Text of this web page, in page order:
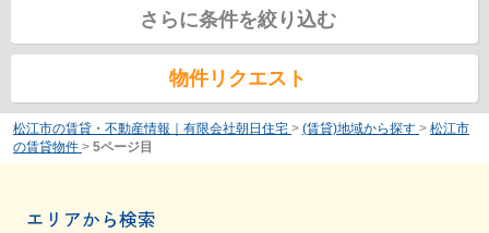
さらに条件を絞り込む
物件リクエスト
松江市の賃貸・不動産情報｜有限会社朝日住宅 > (賃貸)地域から探す > 松江市
の賃貸物件 > 5ページ目
エリアから検索